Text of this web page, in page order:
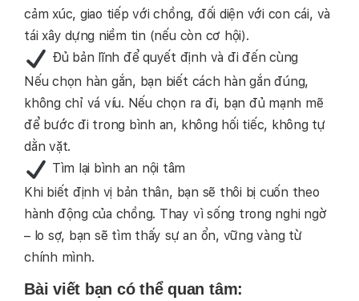
cảm xúc, giao tiếp với chồng, đối diện với con cái, và
tái xây dựng niềm tin (nếu còn cơ hội).
Đủ bản lĩnh để quyết định và đi đến cùng
Nếu chọn hàn gắn, bạn biết cách hàn gắn đúng,
không chỉ vá víu. Nếu chọn ra đi, bạn đủ mạnh mẽ
để bước đi trong bình an, không hối tiếc, không tự
dằn vặt.
Tìm lại bình an nội tâm
Khi biết định vị bản thân, bạn sẽ thôi bị cuốn theo
hành động của chồng. Thay vì sống trong nghi ngờ
– lo sợ, bạn sẽ tìm thấy sự an ổn, vững vàng từ
chính mình.
Bài viết bạn có thể quan tâm: